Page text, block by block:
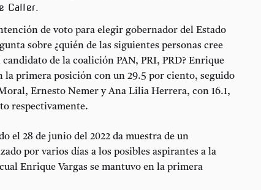
Caller.
de voto para elegir gobernador del Estado
sobre ¿quién de las siguientes personas cree
candidato de la coalición PAN, PRI, PRD? Enrique
la primera posición con un 29.5 por ciento, seguido
Ernesto Nemer y Ana Lilia Herrera, con 16.1,
respectivamente.
el 28 de junio del 2022 da muestra de un
por varios días a los posibles aspirantes a la
Enrique Vargas se mantuvo en la primera